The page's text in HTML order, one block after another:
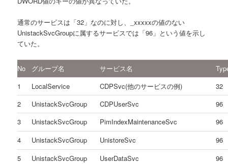
通常のサービスは「32」なのに対し、_xxxxxの値のない
UnistackSvcGroupに属するサービスでは「96」という値を示し
ていた。
No グループ名 サービス名
1
LocalService CDPSvc(他のサービスの例)
32
2
UnistackSvcGroup CDPUserSvc
96
3
UnistackSvcGroup PimIndexMaintenanceSvc
96
4
UnistackSvcGroup UnistoreSvc
96
5
UnistackSvcGroup UserDataSvc
96